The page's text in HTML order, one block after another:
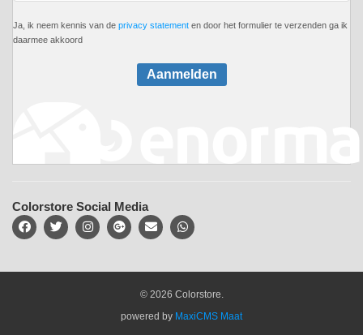
Ja, ik neem kennis van de privacy statement en door het formulier te verzenden ga ik
daarmee akkoord
Aanmelden
Colorstore Social Media
© 2026 Colorstore.
powered by MaxiCMS Maat